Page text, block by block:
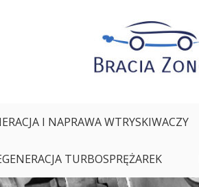
I NAPRAWA WTRYSKIWACZY
TURBOSPRĘŻAREK